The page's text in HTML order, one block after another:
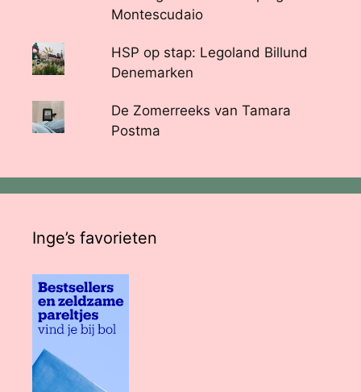
Montescudaio
HSP op stap: Legoland Billund
Denemarken
De Zomerreeks van Tamara
Postma
Inge’s favorieten